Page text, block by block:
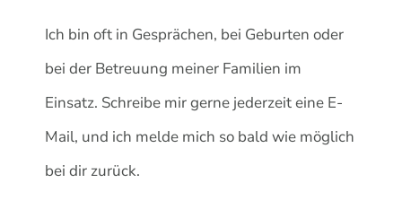
Ich bin oft in Gesprächen, bei Geburten oder
bei der Betreuung meiner Familien im
Einsatz. Schreibe mir gerne jederzeit eine E-
Mail, und ich melde mich so bald wie möglich
bei dir zurück.